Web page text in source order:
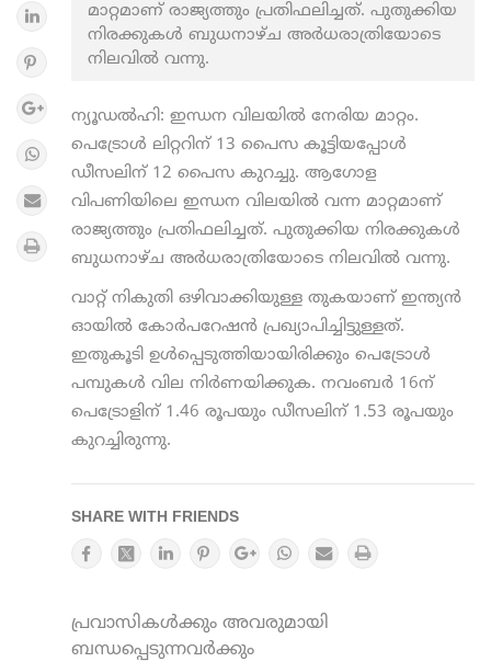
മാറ്റമാണ് രാജ്യത്തും പ്രതിഫലിച്ചത്. പുതുക്കിയ
നിരക്കുകള്‍ ബുധനാഴ്ച അര്‍ധരാത്രിയോടെ
നിലവില്‍ വന്നു.
ന്യൂഡല്‍ഹി: ഇന്ധന വിലയില്‍ നേരിയ മാറ്റം.
പെട്രോള്‍ ലിറ്ററിന് 13 പൈസ കൂട്ടിയപ്പോള്‍
ഡീസലിന് 12 പൈസ കുറച്ചു. ആഗോള
വിപണിയിലെ ഇന്ധന വിലയില്‍ വന്ന മാറ്റമാണ്
രാജ്യത്തും പ്രതിഫലിച്ചത്. പുതുക്കിയ നിരക്കുകള്‍
ബുധനാഴ്ച അര്‍ധരാത്രിയോടെ നിലവില്‍ വന്നു.
വാറ്റ് നികുതി ഒഴിവാക്കിയുള്ള തുകയാണ് ഇന്ത്യന്‍
ഓയില്‍ കോര്‍പറേഷന്‍ പ്രഖ്യാപിച്ചിട്ടുള്ളത്.
ഇതുകൂടി ഉള്‍പ്പെടുത്തിയായിരിക്കും പെട്രോള്‍
പമ്പുകള്‍ വില നിര്‍ണയിക്കുക. നവംബര്‍ 16ന്
പെട്രോളിന് 1.46 രൂപയും ഡീസലിന് 1.53 രൂപയും
കുറച്ചിരുന്നു.
SHARE WITH FRIENDS
പ്രവാസികൾക്കും അവരുമായി
ബന്ധപ്പെടുന്നവർക്കും